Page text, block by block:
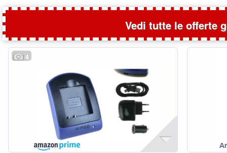
Vedi tutte le offerte
4